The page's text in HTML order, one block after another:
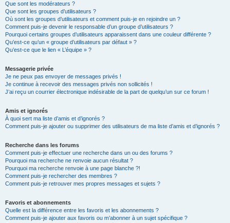
Que sont les modérateurs ?
Que sont les groupes d’utilisateurs ?
Où sont les groupes d’utilisateurs et comment puis-je en rejoindre un ?
Comment puis-je devenir le responsable d’un groupe d’utilisateurs ?
Pourquoi certains groupes d’utilisateurs apparaissent dans une couleur différente ?
Qu’est-ce qu’un « groupe d’utilisateurs par défaut » ?
Qu’est-ce que le lien « L’équipe » ?
Messagerie privée
Je ne peux pas envoyer de messages privés !
Je continue à recevoir des messages privés non sollicités !
J’ai reçu un courrier électronique indésirable de la part de quelqu’un sur ce forum !
Amis et ignorés
À quoi sert ma liste d’amis et d’ignorés ?
Comment puis-je ajouter ou supprimer des utilisateurs de ma liste d’amis et d’ignorés ?
Recherche dans les forums
Comment puis-je effectuer une recherche dans un ou des forums ?
Pourquoi ma recherche ne renvoie aucun résultat ?
Pourquoi ma recherche renvoie à une page blanche ?!
Comment puis-je rechercher des membres ?
Comment puis-je retrouver mes propres messages et sujets ?
Favoris et abonnements
Quelle est la différence entre les favoris et les abonnements ?
Comment puis-je ajouter aux favoris ou m’abonner à un sujet spécifique ?